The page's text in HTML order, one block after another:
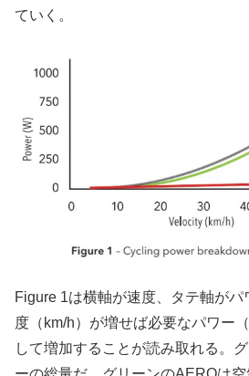
ていく。
Figure 1は横軸が速度、タテ軸が
度（km/h）が増せば必要なパワー
して増加することが読み取れる。